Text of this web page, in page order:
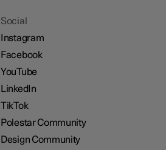
Social
Instagram
Facebook
YouTube
LinkedIn
TikTok
Polestar Community
Design Community